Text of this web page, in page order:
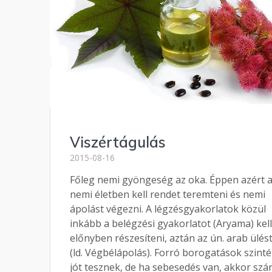
Viszértágulás
2015-08-16
Főleg nemi gyöngeség az oka. Éppen azért a
nemi életben kell rendet teremteni és nemi
ápolást végezni. A légzésgyakorlatok közül
inkább a belégzési gyakorlatot (Aryama) kell
előnyben részesíteni, aztán az ún. arab ülést
(ld. Végbélápolás). Forró borogatások
jót tesznek, de ha sebesedés van, akkor